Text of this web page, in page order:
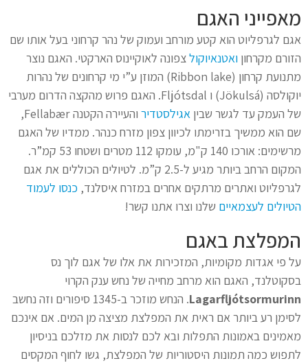
מאפייני האגם
אגם לגרפליוט הוא קטע מורחב ועמוק של נהר קרחוני בעל אותו שם
הזורם מקרחון ואטנאיוקולצפונה לאוקיינוס הארקטי. האגם נוצר
מתנועת קרחון (Ribbon lake) המוזן ע”י מי קרחונים של נהרות
יוקולסה (Jökulsá) ו Fljótsdal. האגם פרוש מהקצה הדרום מערבי
של העמק עד לגשר שבין אגילסטדיר
והעיירה הקטנה Fellabær,
שם הוא ממשיך בזרימתו לכיוון צפון מזרח כנהר. ממדיו של האגם
מרשימים: אורכו 140 ק"מ, עומקו 112 מטרים ושטחו 53 קמ”ר.
המקום הרחב ביותר מגיע ל-2.5 ק”מ. לטיולים הכוללים את אגם
לגרפליוט ואתרים מרתקים אחרים במזרח איסלנד, כנסו לעמוד
הטיולים לעצמאייםשלנו וצרו אתנו קשר!
המפלצת באגם
על פי אגדות מקומיות, המזכירות את אלו של אגם לוך נס
בסקוטלנד, האגם הוא מרחב מחייה של נחש ענק הקרוי
Lagarfljótsormurinn
. הנחש מוזכר ב-1345 סיפורים וזה נחשב
לסימן רע ביותר אם ראית את המפלצת מציצה מן המים. אם אינכם
מאמינים באמונות התפלות ובא לכם לנסות את מזלכם בניסיון
לתפוש כמה תמונות היסטוריות של המפלצת, גשו לחוף המקסים